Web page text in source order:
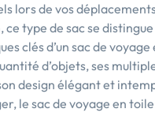
lors de vos
type de sac se
clés d’un sac de
d’objets, ses
design élégant et
le sac de voyage en